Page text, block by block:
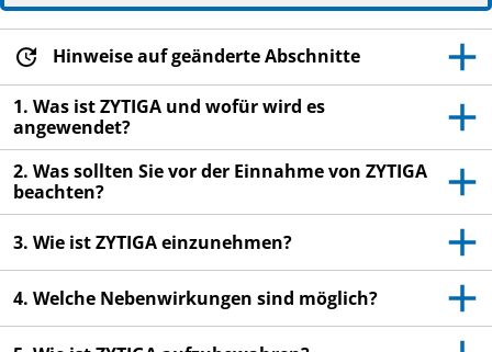
Dieses Arzneimittel wurde Ihnen persönlich
verschrieben. Geben Sie es nicht an Dritte weiter.
diese die gleichen Beschwerden haben wie Sie.
Wenn Sie Nebenwirkungen bemerken, wenden Sie
sich an Ihren Arzt oder Apotheker. Dies gilt auch
für Nebenwirkungen, die nicht in dieser
Packungsbeilage angegeben sind. Siehe Abschnitt
4.
Hinweise auf geänderte Abschnitte
1. Was ist ZYTIGA und wofür wird es
angewendet?
2. Was sollten Sie vor der Einnahme von ZYTIGA
beachten?
3. Wie ist ZYTIGA einzunehmen?
4. Welche Nebenwirkungen sind möglich?